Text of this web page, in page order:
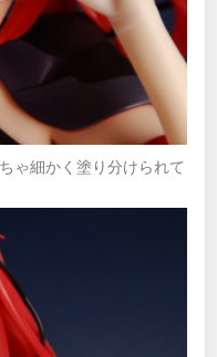
細かく塗り分けられて